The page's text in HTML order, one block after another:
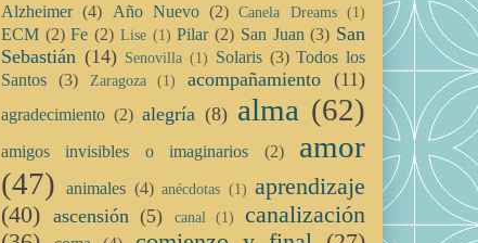
Alzheimer (4) Año Nuevo (2) Canela Dreams (1)
ECM (2) Fe (2) Lise (1) Pilar (2) San Juan (3) San
Sebastián (14) Senovilla (1) Solaris (3) Todos los
Santos
(3) Zaragoza (1) acompañamiento (11)
agradecimiento (2) alegría (8) alma (62)
amigos invisibles o imaginarios (2)
amor
(47)
animales (4) anécdotas (1) aprendizaje
(40) ascensión (5) canal (1)
canalización